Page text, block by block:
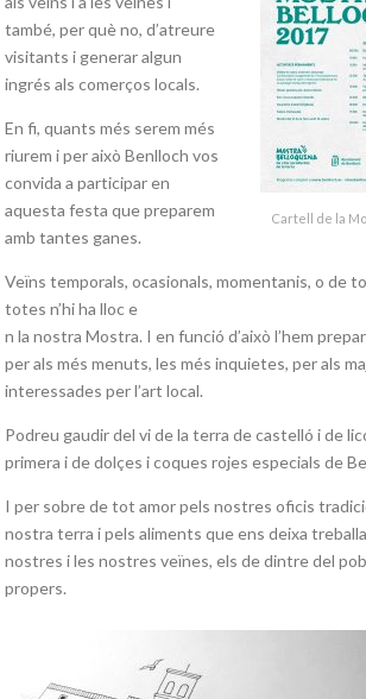
Cartell de la
també, per què no, d’atreure
visitants i generar algun
ingrés als comerços locals.
En fi, quants més serem més
riurem i per això Benlloch vos
convida a participar en
aquesta festa que preparem
amb tantes ganes.
Veïns temporals, ocasionals, momentanis, o de
totes n’hi ha lloc e
n la nostra Mostra. I en funció d’això l’hem
per als més menuts, les més inquietes, per als
interessades per l’art local.
Podreu gaudir del vi de la terra de castelló i de
primera i de dolçes i coques rojes especials de
I per sobre de tot amor pels nostres oficis
nostra terra i pels aliments que ens deixa
nostres i les nostres veïnes, els de dintre del
propers.